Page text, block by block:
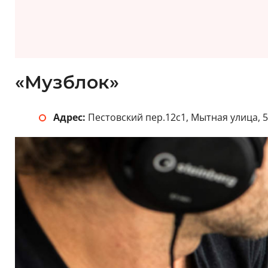
«Музблок»
Адрес: Пестовский пер.12с1, Мытная улица,